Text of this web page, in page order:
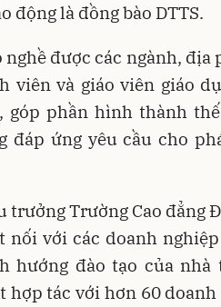
động là đồng bào DTTS.
được các ngành, địa
viên và giáo viên giáo
góp phần hình thành
đáp ứng yêu cầu cho
trưởng Trường Cao đẳng
nối với các doanh
hướng đào tạo của nhà
hợp tác với hơn 60